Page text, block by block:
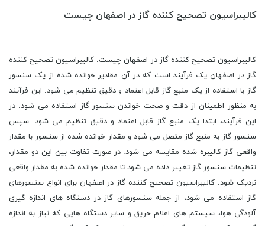
کالیبراسیون تصحیح کننده گاز در اصفهان چیست
کالیبراسیون تصحیح کننده گاز در اصفهان چیست. کالیبراسیون تصحیح کننده گاز در اصفهان یک فرآیند است که در آن مقادیر خوانده شده از یک سنسور گاز با استفاده از یک منبع گاز قابل اعتماد و دقیق تنظیم می شود. این فرآیند به منظور اطمینان از دقت و صحت خواندن سنسور گاز استفاده می شود. در این فرآیند، ابتدا یک منبع گاز قابل اعتماد و دقیق تنظیم می شود. سپس سنسور گاز به منبع گاز متصل می شود و مقدار خوانده شده از سنسور با مقدار واقعی گاز کالیبره شده مقایسه می شود. در صورت تفاوت بین این دو مقدار، تنظیمات سنسور گاز تغییر داده می شود تا مقدار خوانده شده به مقدار واقعی نزدیک شود. کالیبراسیون تصحیح کننده گاز در اصفهان برای انواع سنسورهای گاز استفاده می شود، از جمله سنسورهای گاز در دستگاه های اندازه گیری آلودگی هوا، سیستم های اعلام حریق و سایر دستگاه هایی که نیاز به اندازه گیری و کنترل غلظت گاز دارند. در این مقاله از تکنیکال گاز سنتر با توجه به اینکه در فروش انواع گاز آزمایشگاهی، صنعتی و خلوص بالا در حال فعالیت هستیم، می خواهیم به شما عزیزان در مورد کالیبراسیون تصحیح کننده گاز در اصفهان به صورت کامل صحبت کنیم. به همین دلیل است که مفاهیم بسیاری را برای شما در رابطه با انجام کالیبراسیون تصحیح کننده گاز در اصفهان بیان کنیم و هرآنچه را که در مورد آن ها نیاز دارید به دست آورید و به عنوان مثال به شما بگوییم که کالیبراسیون تصحیح کننده گاز در اصفهان چگونه انجام می شود. پس پیشنهاد می کنیم تا انتهای این مقاله با ما همراهی کنید که قرار است بررسی کالیبراسیون تصحیح کننده گاز در اصفهان را برای شما عزیزان انجام دهیم و از این راه آشنایی و آگاهی شما را در مورد این موضوع با اهمیت بالا ببریم. در ابتدا در مورد طریقه کالیبراسیون تصحیح کننده گاز در اصفهان با شما مواردی را در میان خواهیم گذاشت. کالیبراسیون تصحیح کننده گاز در اصفهان به منظور اعتبارسنجی دستگاه های اندازه گیری گاز استفاده می شود. این روش به ما امکان می دهد تا دقت و صحت دستگاه را بررسی کنیم و در صورت لزوم تصحیح کنیم. در زیر مراحل اصلی کالیبراسیون تصحیح کننده گاز در اصفهان را شرح می دهیم. ابتدا، یک گاز مرجع با غلظت دقیقی را در نظر می گیریم. این غلظت باید به طور دقیق مشخص شده و توسط یک مؤسسه معتبر ارائه شود. سپس، دستگاه را به یک منبع گاز مرجع متصل کنید. منبع گاز مرجع باید قابلیت تنظیم غلظت را داشته باشد. دستگاه را روشن کرده و به حالت کالیبراسیون وارد کنید. این حالت اغلب با فشار دادن دکمه ای روی دستگاه فعال می شود. با استفاده از منبع گاز مرجع، گاز را با غلظت مشخص شده به دستگاه تزریق کنید. در هنگام تزریق، دستگاه باید غلظت گاز را به طور دقیق نشان دهد. اگر دستگاه غلظت را به طور دقیق نشان ندهد، باید آن را تنظیم کنید. برای این کار، عموما یک دکمه تنظیم غلظت روی دستگاه وجود دارد که با چرخش آن می توانید غلظت را تنظیم کنید. بعد از تنظیم دقیق غلظت، دستگاه باید آن را به طور صحیح نشان دهد. اگر این اتفاق نیفتاد، باید مراحل چهار و پنج را تکرار کنید تا دستگاه به طور صحیح کالیبره شود. پس از اطمینان از دقت دستگاه، کالیبراسیون تمام می شود و دستگاه آماده استفاده است. توجه داشته باشید که این روش برای هر نوع دستگاه اندازه گیری گاز ممکن است متفاوت باشد. بنابراین، برای کالیبراسیون دستگاه خود، به دستورالعمل تولید کننده مراجعه کنید و دقت کنید. تکنیکال گاز سنتر به عنوان یک شرکت کالیبراسیون تصحیح کننده گاز در اصفهان در خدمت شما عزیزان خواهد بود و با تمامی امکاناتی که در اختیار دارد بتوانید بهترین خدمات کالیبراسیون تصحیح کننده گاز در اصفهان را به مشتریان خود ارائه کنیم و به آن ها در مسیری که قرار دارند یاری رسان باشیم. در ارتباط با ما می توانید اطمینان داشته باشید که چگونگی کالیبراسیون تصحیح کننده گاز در اصفهان به درستی انجام خواهد شد و بدون کوچکترین دغدغه ای کار خود را به ما بسپارید و تمرکز کاری خود را روی امور دیگر قرار دهید. کالیبراسیون تصحیح کننده گاز در اصفهان به معنای تنظیم و تناسب دادن دستگاه اندازه گیری گاز با استانداردهای مشخص است. این فرآیند می تواند تاثیر مستقیم و مهمی در کیفیت کار دستگاه داشته باشد. تاثیر اصلی کالیبراسیون تصحیح کننده گاز در اصفهان بر کیفیت کار را در ادامه بیان می کنیم. دقت اندازه گیری، با کالیبراسیون تصحیح کننده گاز در اصفهان، دستگاه اندازه گیری قادر به اندازه گیری دقیقتر و صحیح تر می شود. این به معنای داشتن نتایج دقیق تر و قابل اعتماد است که در نتیجه بهبود کیفیت کار می تواند داشته باشد.قابلیت تشخیص خطا، با کالیبراسیون تصحیح کننده گاز در اصفهان، دستگاه اندازه گیری قادر به تشخیص خطاهای احتمالی در اندازه گیری می شود. این به معنای افزایش قابلیت تشخیص و رفع خطاها است که در نتیجه کیفیت کار را بهبود می بخشد. پایداری و قابلیت تکرارپذیری، با کالیبراسیون تصحیح کننده گاز در اصفهان، دستگاه اندازه گیری پایدارتر و قابلیت تکرارپذیری بالاتری دارد. این به معنای تولید نتایج یکسان در شرایط مشابه است که در نتیجه کیفیت کار را بهبود می بخشد. رضایت مشتری، کالیبراسیون تصحیح کننده گاز در اصفهان می تواند بهبود قابل ملاحظه ای در کیفیت کار دستگاه اندازه گیری ایجاد کند. این باعث می شود مشتریان با دستگاه و خدمات ارائه شده راضی تر باشند و بهبود کیفیت کار باعث افزایش رضایت مشتریان می شود. به طور کلی، کالیبراسیون تصحیح کننده گاز در اصفهان تاثیر مستقیم و مهمی در کیفیت کار دستگاه اندازه گیری دارد و می تواند دقت، قابلیت تشخیص خطا، پایداری و قابلیت تکرارپذیری را بهبود بخشد. در همکاری با ما دیگر نیازی به این ندارید که به دنبال آدرس و شماره تماس کالیبراسیون تصحیح کننده گاز در اصفهان باشید و تنها کافی است که به تکنیکال گاز سنتر مراجعه نمایید و در آنجا به راحتی به آنچه که در نظر دارید دست پیدا کنید. ما در کنار شما عزیزان خواهیم بود و کالیبراسیون تصحیح کننده گاز در اصفهان با تاییدیه های استاندارد را ارائه می کنیم. کالیبراسیون تصحیح کننده گاز در اصفهان به معنای تنظیم دقیق دستگاه اندازه گیری گاز به گونه ای است که نتایج اندازه گیری با دقت و صحت مطلوبی بدست آید. برای این منظور، دستگاه اندازه گیری گاز با استفاده از یک گاز مرجع که دارای ترازویی استاندارد است، کالیبره می شود. تاییدیه استاندارد به معنای تایید صحت و قابل اعتماد بودن ترازوی استاندارد است. این ترازوها توسط سازمان ها و مؤسسات معتبری که صلاحیت مربوط به کالیبراسیون و تایید صحت دارند، بررسی و تایید می شوند. ترازوهای استاندارد باید دارای گواهی نامه هایی باشند که نشان دهنده صحت و قابل اعتماد بودن آنها است. با استفاده از یک ترازوی استاندارد، می توان کالیبراسیون تصحیح کننده گاز در اصفهان را انجام داد و صحت دستگاه اندازه گیری گاز را تایید کرد. این عملیات به صورت دوره ای و با فرکانس مشخصی انجام می شود تا صحت و دقت دستگاه اندازه گیری گاز همواره حفظ شود. صحت اندازه گیری چه تاثیری در کار دارد. عملیات تصحیح کننده گاز تاثیرات متعددی در کار دارد. در زیر تاثیرات اصلی این عملیات را بررسی می کنیم. بهبود کارایی، تصحیح کننده گاز باعث بهبود کارایی سیستم های گازرسانی می شود. این عملیات با حذف اشکالات و نقص های موجود در شبکه گازرسانی، بهبود عملکرد و کارایی سیستم را فراهم می کند. این بهبود کارایی منجر به کاهش هدررفت گاز، افزایش ضریب بهره وری و کاهش هزینه های نگهداری و تعمیرات می شود. ایمنی، عملیات تصحیح کننده گاز باعث افزایش سطح ایمنی سیستم گازرسانی می شود. این عملیات شامل بررسی و تعمیر تجهیزات و خطوط گازرسانی، تست و بازرسی صحت عملکرد دستگاه ها و تجهیزات ایمنی، و اعمال تغییرات و بهبودهای لازم است. این اقدامات باعث کاهش خطرات احتمالی ناشی از نقص ها و اشکالات در سیستم می شود. حفظ زمان عملکرد، تصحیح کننده گاز باعث تضمین عملکرد صحیح و پایدار سیستم گازرسانی می شود. این عملیات شامل بررسی و تعمیر تجهیزات و خطوط گازرسانی، تست و بازرسی صحت عملکرد دستگاه ها و تجهیزات ایمنی، و اعمال تغییرات و بهبودهای لازم است. با انجام این اقدامات، خطر خرابی و توقف سیستم به حداقل می رسد و عملکرد پایدار سیستم تضمین می شود. حفظ کیفیت گاز، تصحیح کننده گاز باعث حفظ کیفیت گاز تامینی می شود. این عملیات شامل بررسی و تعمیر تجهیزات و خطوط گازرسانی، تست و بازرسی صحت عملکرد دستگاه ها و تجهیزات ایمنی، و اعمال تغییرات و بهبودهای لازم است. با انجام این اقدامات، تضمین می شود که گاز تامینی به مصرف کنندگان در شرایط مطلوب قرار داشته باشد و کیفیت آن حفظ شود. بنابراین، عملیات تصحیح کننده گاز تاثیرات مهمی در بهبود کارایی، ایمنی، حفظ زمان عملکرد و کیفیت گاز سیستم گازرسانی دارد. آنالیز نتایج کالیبراسیون تصحیح کننده گاز در اصفهان چه تاثیری در صنایع مربوطه دارد. تصحیح کننده گاز در صنایع تاثیرات متعددی دارد. در زیر به برخی از این تاثیرات اشاره می کنیم. افزایش کیفیت محصول، تصحیح کننده گاز می تواند به تنظیم و تعدیل ترکیبات شیمیایی در محصولات کمک کند. این امر می تواند منجر به بهبود کیفیت محصولات شود و بازخورد مشتریان را بهبود بخشد. کاهش هدررفت مواد، با استفاده از تصحیح کننده گاز، می توان ترکیبات شیمیایی اضافی را از محصولات حذف کرد و هدررفت مواد را کاهش داد. این امر می تواند به صرفه جویی در هزینه ها و بهبود بهره وری منجر شود. کاهش آلودگی محیط زیست، تصحیح کننده گاز می تواند به کاهش آلودگی محیط زیست کمک کند. با تنظیم و کنترل ترکیبات شیمیایی، میزان آلاینده ها و مواد زائد در محصولات کاهش می یابد و این می تواند به حفظ محیط زیست کمک کند. افزایش ایمنی و بهداشت، تصحیح کننده گاز می تواند به بهبود ایمنی و بهداشت در صنایع کمک کند. با حذف ترکیبات شیمیایی مضر و کنترل دقیق ترکیبات مورد استفاده، میزان خطرات صنعتی کاهش می یابد و محیط کار برای کارکنان بهتر و ایمن تر می شود. بهبود راندمان فرآیندها، با استفاده از تصحیح کننده گاز، می توان عملکرد و راندمان فرآیندهای صنعتی را بهبود بخشید. با کنترل دقیق ترکیبات شیمیایی و بهینه سازی فرآیندها، میزان اتلاف انرژی و مواد کاهش می یابد و راندمان بهبود می یابد. به طور کلی، تصحیح کننده گاز در صنایع می تواند بهبود کیفیت محصولات، کاهش هدررفت مواد، کاهش آلودگی محیط زیست، افزایش ایمنی و بهداشت و بهبود راندمان فرآیندها را به همراه داشته باشد. در اینجا در مورد شیوه کالیبراسیون تصحیح کننده گاز در اصفهان با شما صحبت می کنیم. تصحیح کننده گاز یک وسیله است که برای تنظیم و کنترل جریان گاز در یک سیستم استفاده می شود. این وسیله اغلب در صنایع نفت و گاز، پتروشیمی، نیروگاه ها و سایر صنایع استفاده می شود. شیوه عملکرد تصحیح کننده گاز عبارت است. تنظیم فشار، تصحیح کننده گاز قادر است فشار گاز را تنظیم کند. این فشار اغلب بر اساس نیازهای سیستم تعیین می شود و می تواند در محدوده های مختلفی تغییر کند. تنظیم جریان، تصحیح کننده گاز قادر است جریان گاز را تنظیم کند. این جریان عموما بر اساس نیازهای سیستم تعیین می شود و می تواند در محدوده های مختلفی تغییر کند. حفظ استحکام سیستم، تصحیح کننده گاز قادر است استحکام سیستم را حفظ کند. این به معنای جلوگیری از وقوع لغزش، نشتی و سایر مشکلات مربوط به فشار و جریان گاز است. کنترل دما، برخی از تصحیح کننده های گاز قادرند دمای گاز را نیز تنظیم کنند. این می تواند برای جلوگیری از افزایش یا کاهش دمای گاز و جلوگیری از وقوع مشکلات ناشی از دمای بیش از حد گاز مفید باشد. تصحیح کننده گاز اغلب به صورت خودکار عمل می کند و با استفاده از سنسورها و کنترل کننده های الکترونیکی، فشار، جریان و دمای گاز را تنظیم می کند. همچنین، برخی از تصحیح کننده های گاز قابلیت اتصال به شبکه های کامپیوتری دارند و اطلاعات مربوط به عملکرد آن ها را به سیستم های کنترلی ارسال م